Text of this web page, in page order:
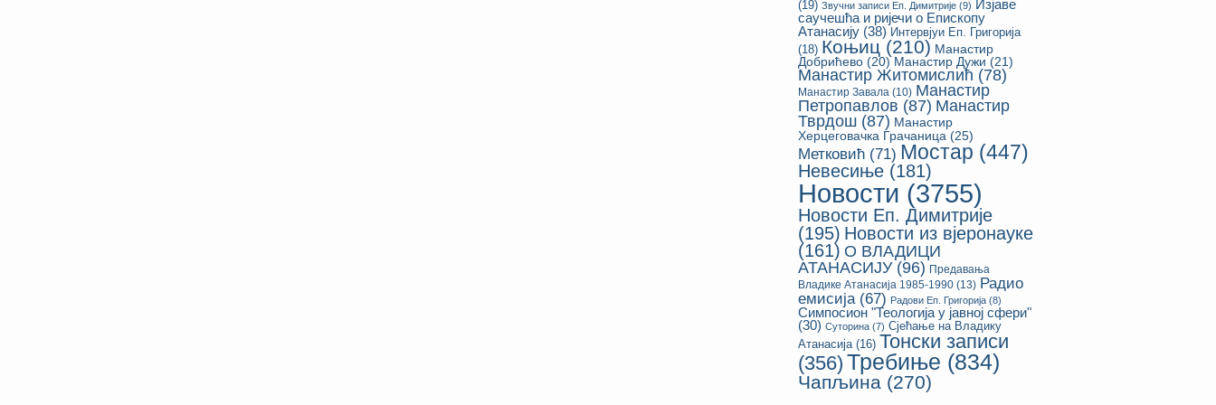
(19) Звучни записи Еп. Димитрије (9) Изјаве
саучешћа и ријечи о Епископу
Атанасију (38) Интервјуи Еп. Григорија
(18) Коњиц (210) Манастир
Добрићево (20) Манастир Дужи (21)
Манастир Житомислић (78)
Манастир Завала (10) Манастир
Петропавлов (87) Манастир
Тврдош (87) Манастир
Херцеговачка Грачаница (25)
Метковић (71) Мостар (447)
Невесиње (181)
Новости (3755)
Новости Еп. Димитрије
(195) Новости из вјеронауке
(161) О ВЛАДИЦИ
АТАНАСИЈУ(96) Предавања
Владике Атанасија 1985-1990 (13) Радио
емисија(67) Радови Еп. Григорија (8)
Симпосион "Теологија у јавној сфери"
(30) Суторина (7) Сјећање на Владику
Атанасија(16) Тонски записи
(356) Требиње (834)
Чапљина (270)